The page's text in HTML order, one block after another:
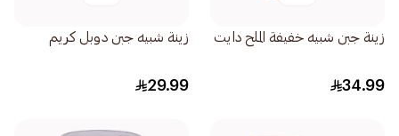
زينة جبن شبيه خفيفة الملح دايت
34.99
زينة شبيه جبن دوبل كريم
29.99